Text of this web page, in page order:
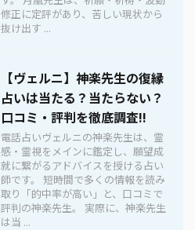
修正に定評があり、苦しい現状から
抜け出す ...
【ヴェルニ】神楽先生の復縁
占いは当たる？当たらない？
口コミ・評判を徹底調査!!
電話占いヴェルニの神楽先生は、霊
感・霊視をメインに鑑定し、願望成
就に繋がるアドバイスを授ける占い
師です。 短時間で多くの情報を読み
取り「的中率が高い」と、口コミで
評判の神楽先生。 実際に、神楽先生
は当 ...